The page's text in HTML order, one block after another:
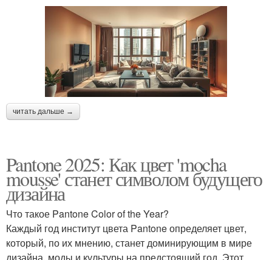
читать дальше →
Pantone 2025: Как цвет 'mocha
mousse' станет символом будущего
дизайна
Что такое Pantone Color of the Year?
Каждый год институт цвета Pantone определяет цвет,
который, по их мнению, станет доминирующим в мире
дизайна, моды и культуры на предстоящий год. Этот